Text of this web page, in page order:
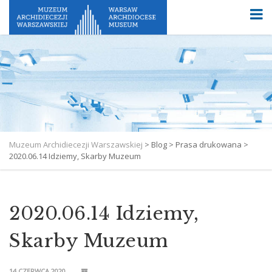
Muzeum Archidiecezji Warszawskiej > Blog > Prasa drukowana >
2020.06.14 Idziemy, Skarby Muzeum
2020.06.14 Idziemy,
Skarby Muzeum